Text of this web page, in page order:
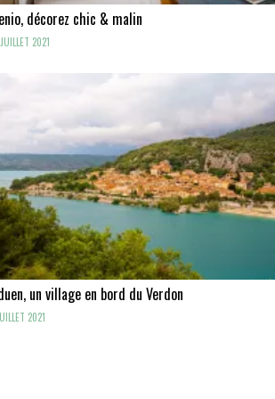
décorez chic & malin
2021
un village en bord du Verdon
2021